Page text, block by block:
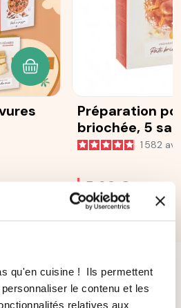
qu'en cuisine ! Ils permettent
le contenu et les
relatives aux
AJOUTER AU PANIER
Préparation
briochée, 5
25 g
1 582
5,60 €